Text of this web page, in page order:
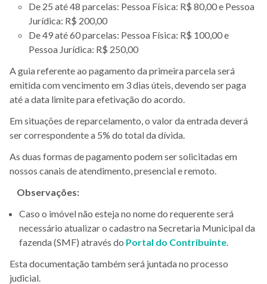
De 25 até 48 parcelas: Pessoa Física: R$ 80,00 e Pessoa
Jurídica: R$ 200,00
De 49 até 60 parcelas: Pessoa Física: R$ 100,00 e
Pessoa Jurídica: R$ 250,00
A guia referente ao pagamento da primeira parcela será
emitida com vencimento em 3 dias úteis, devendo ser paga
até a data limite para efetivação do acordo.
Em situações de reparcelamento, o valor da entrada deverá
ser correspondente a 5% do total da dívida.
As duas formas de pagamento podem ser solicitadas em
nossos canais de atendimento, presencial e remoto.
Observações:
Caso o imóvel não esteja no nome do requerente será
necessário atualizar o cadastro na Secretaria Municipal da
fazenda (SMF) através do Portal do Contribuinte.
Esta documentação também será juntada no processo
judicial.